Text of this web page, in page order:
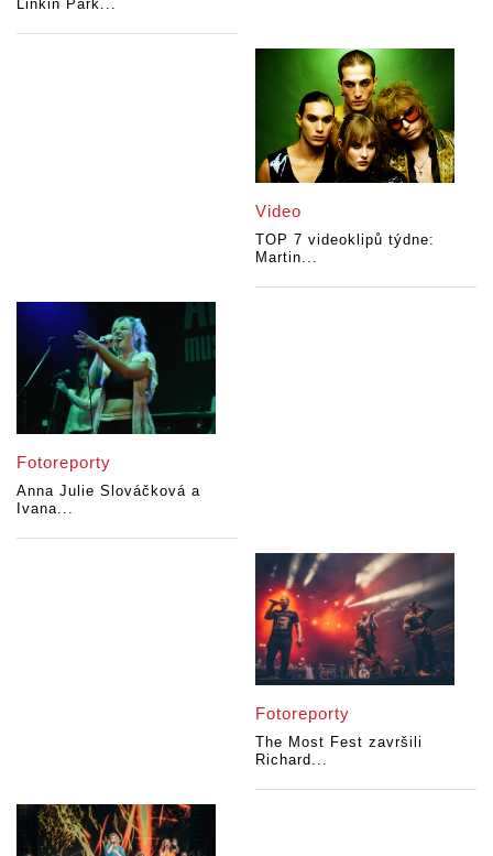
Linkin Park...
Video
TOP 7 videoklipů týdne:
Martin...
Fotoreporty
Anna Julie Slováčková a
Ivana...
Fotoreporty
The Most Fest završili
Richard...